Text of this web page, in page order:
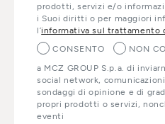
prodotti, servizi e/o
i Suoi diritti o per maggiori
l’informativa sul trattamento
CONSENTO
NON
a MCZ GROUP S.p.a. di
social network,
sondaggi di opinione e di
propri prodotti o servizi,
eventi